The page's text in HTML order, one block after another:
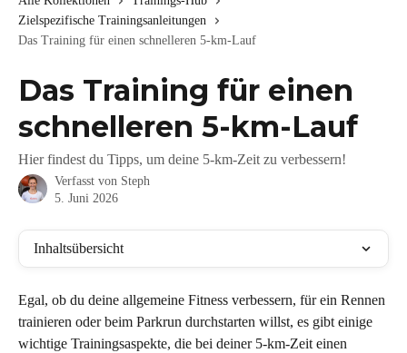
Zielspezifische Trainingsanleitungen
Das Training für einen schnelleren 5-km-Lauf
Das Training für einen
schnelleren 5-km-Lauf
Hier findest du Tipps, um deine 5-km-Zeit zu verbessern!
Verfasst von Steph
5. Juni 2026
Inhaltsübersicht
Egal, ob du deine allgemeine Fitness verbessern, für ein Rennen
trainieren oder beim Parkrun durchstarten willst, es gibt einige
wichtige Trainingsaspekte, die bei deiner 5-km-Zeit einen